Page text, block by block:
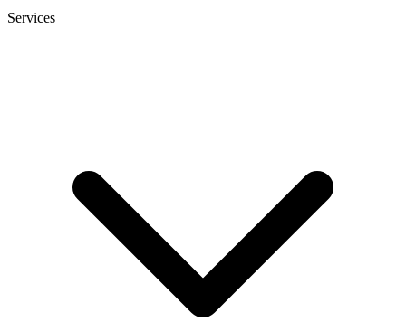
Services